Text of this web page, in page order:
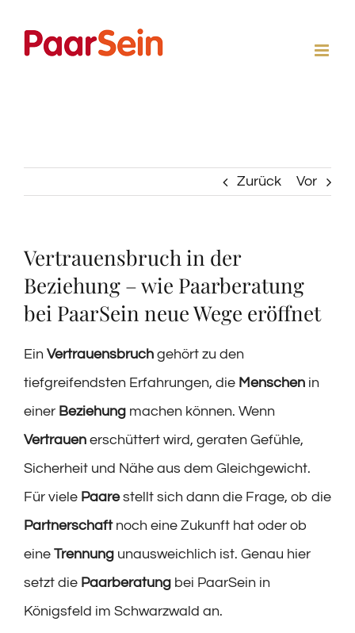
Inhalt
Zurück Vor
Vertrauensbruch in der
Beziehung – wie Paarberatung
bei PaarSein neue Wege eröffnet
Ein Vertrauensbruch gehört zu den
tiefgreifendsten Erfahrungen, die Menschen in
einer Beziehung machen können. Wenn
Vertrauen erschüttert wird, geraten Gefühle,
Sicherheit und Nähe aus dem Gleichgewicht.
Für viele Paarestellt sich dann die Frage, ob die
Partnerschaftnoch eine Zukunft hat oder ob
eine Trennung unausweichlich ist. Genau hier
setzt die Paarberatung bei PaarSein in
Königsfeld im Schwarzwald an.